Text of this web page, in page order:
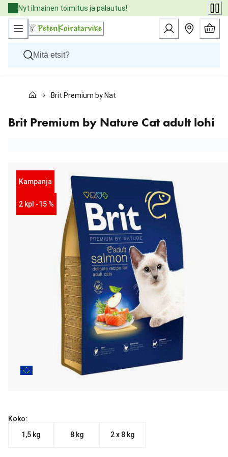
Skip
to
Content
Nyt ilmainen toimitus ja palautus!
Kissat
Eläinlääkäriruoat
Tuotemerkit
Brit Premium by Nature Cat adult lohi
Brit Premium by Nature Cat adult lohi
Kampanja
2 kpl -15 %
Koko:
1,5 kg
8 kg 2 x 8 kg